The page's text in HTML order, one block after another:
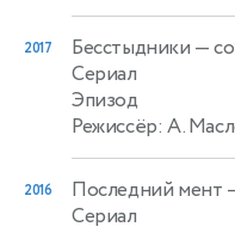
2017 Бесстыдники —
Сериал
Эпизод
Режиссёр: А.
2016 Последний мент
Сериал